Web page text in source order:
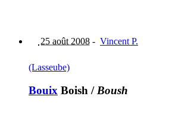
25 août 2008 - Vincent P.
(Lasseube)
Bouix Boish / Boush